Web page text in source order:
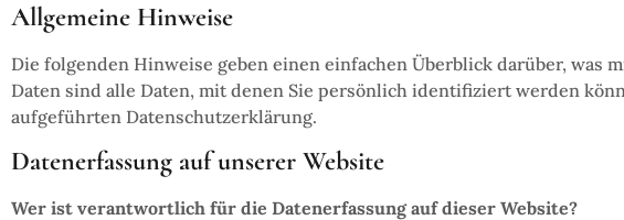
Allgemeine Hinweise
Die folgenden Hinweise geben einen einfachen Überblick darüber, was
Daten sind alle Daten, mit denen Sie persönlich identifiziert werden
aufgeführten Datenschutzerklärung.
Datenerfassung auf unserer Website
Wer ist verantwortlich für die Datenerfassung auf dieser Website?